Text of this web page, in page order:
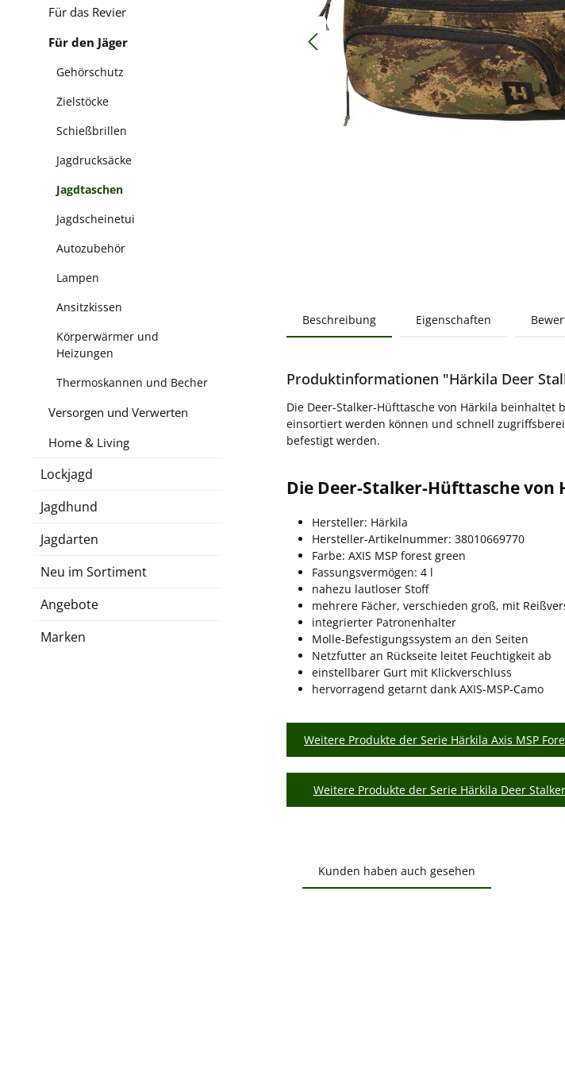
Für das Revier
Für den Jäger
Gehörschutz
Zielstöcke
Schießbrillen
Jagdrucksäcke
Jagdtaschen
Jagdscheinetui
Autozubehör
Lampen
Ansitzkissen
Körperwärmer und
Heizungen
Thermoskannen und Becher
Versorgen und Verwerten
Home & Living
Lockjagd
Jagdhund
Jagdarten
Neu im Sortiment
Angebote
Marken
Beschreibung Eigenschaften
Produktinformationen "Härkila Deer
Die Deer-Stalker-Hüfttasche von Härkila beinhaltet
einsortiert werden können und schnell
befestigt werden.
Die Deer-Stalker-Hüfttasche von
Hersteller: Härkila
Hersteller-Artikelnummer: 38010669770
Farbe: AXIS MSP forest green
Fassungsvermögen: 4 l
nahezu lautloser Stoff
mehrere Fächer, verschieden groß, mit
integrierter Patronenhalter
Molle-Befestigungssystem an den Seiten
Netzfutter an Rückseite leitet Feuchtigkeit ab
einstellbarer Gurt mit Klickverschluss
hervorragend getarnt dank AXIS-MSP-Camo
Weitere Produkte der Serie Härkila Axis MSP
Weitere Produkte der Serie Härkila Deer Stalker
Kunden haben auch gesehen